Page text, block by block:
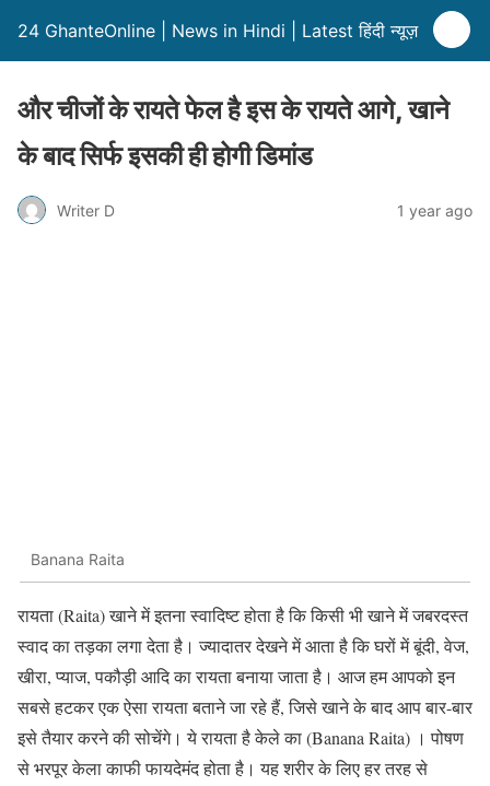
24 GhanteOnline | News in Hindi | Latest हिंदी न्यूज़
और चीजों के रायते फेल है इस के रायते आगे, खाने
के बाद सिर्फ इसकी ही होगी डिमांड
Writer D 1 year ago
Banana Raita
रायता (Raita) खाने में इतना स्वादिष्ट होता है कि किसी भी खाने में जबरदस्त
स्वाद का तड़का लगा देता है। ज्यादातर देखने में आता है कि घरों में बूंदी, वेज,
खीरा, प्याज, पकौड़ी आदि का रायता बनाया जाता है। आज हम आपको इन
सबसे हटकर एक ऐसा रायता बताने जा रहे हैं, जिसे खाने के बाद आप बार-बार
इसे तैयार करने की सोचेंगे। ये रायता है केले का (Banana Raita) । पोषण
से भरपूर केला काफी फायदेमंद होता है। यह शरीर के लिए हर तरह से